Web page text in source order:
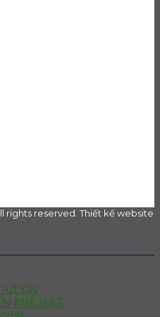
rights reserved. Thiết kế website
lứt rẫy
MIX HẠT